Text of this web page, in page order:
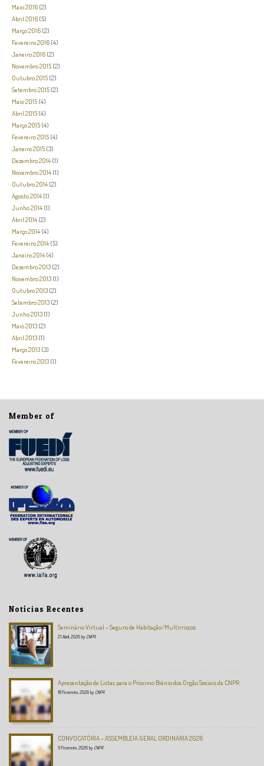
Maio 2016 (2)
Abril 2016 (5)
Março 2016 (2)
Fevereiro 2016 (4)
Janeiro 2016 (2)
Novembro 2015 (2)
Outubro 2015 (2)
Setembro 2015 (2)
Maio 2015 (4)
Abril 2015 (4)
Março 2015 (4)
Fevereiro 2015 (4)
Janeiro 2015 (3)
Dezembro 2014 (1)
Novembro 2014 (1)
Outubro 2014 (2)
Agosto 2014 (1)
Junho 2014 (1)
Abril 2014 (2)
Março 2014 (4)
Fevereiro 2014 (5)
Janeiro 2014 (4)
Dezembro 2013 (2)
Novembro 2013 (1)
Outubro 2013 (2)
Setembro 2013 (2)
Junho 2013 (1)
Maio 2013 (2)
Abril 2013 (1)
Março 2013 (3)
Fevereiro 2013 (1)
Member of
Notícias Recentes
Seminário Virtual – Seguro de Habitação/Multirriscos
21 Abril, 2026 by CNPR
Apresentação de Listas para o Próximo Biénio dos Orgão Sociais da CNPR
18 Fevereiro, 2026 by CNPR
CONVOCATÓRIA – ASSEMBLEIA GERAL ORDINÁRIA 2026
11 Fevereiro, 2026 by CNPR